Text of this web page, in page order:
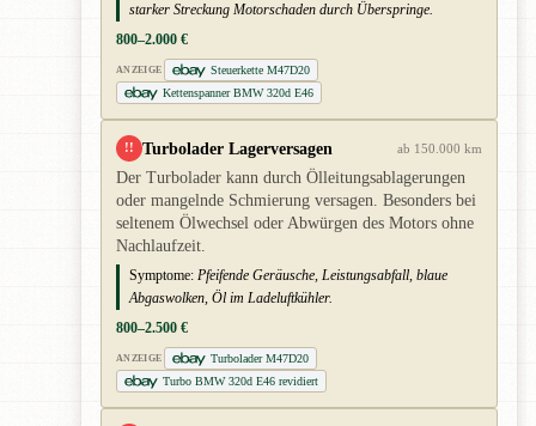
starker Streckung Motorschaden durch Überspringe.
800–2.000 €
ANZEIGE
Steuerkette M47D20
Kettenspanner BMW 320d E46
!! Turbolader Lagerversagen ab 150.000 km
Der Turbolader kann durch Ölleitungsablagerungen
oder mangelnde Schmierung versagen. Besonders bei
seltenem Ölwechsel oder Abwürgen des Motors ohne
Nachlaufzeit.
Symptome: Pfeifende Geräusche, Leistungsabfall, blaue
Abgaswolken, Öl im Ladeluftkühler.
800–2.500 €
ANZEIGE
Turbolader M47D20
Turbo BMW 320d E46 revidiert